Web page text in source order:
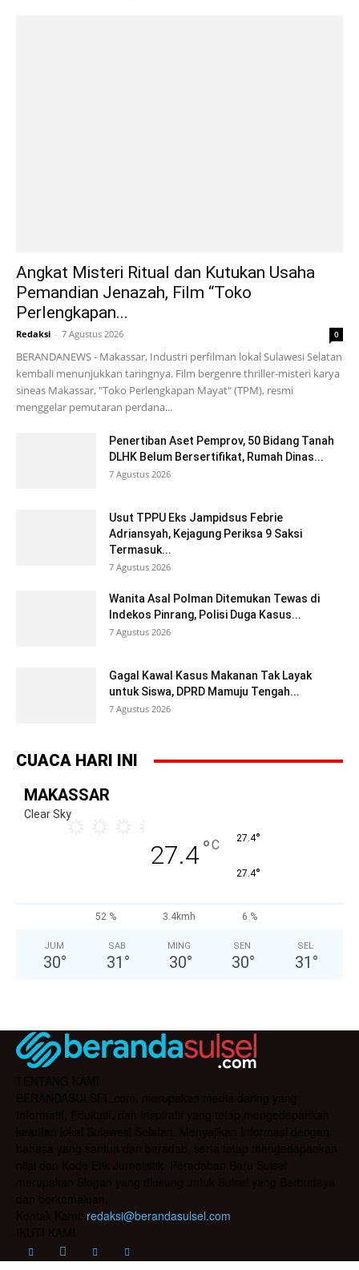
Angkat Misteri Ritual dan Kutukan Usaha
Pemandian Jenazah, Film “Toko
Perlengkapan...
Redaksi - 7 Agustus 2026 0
BERANDANEWS - Makassar, Industri perfilman lokal Sulawesi Selatan
kembali menunjukkan taringnya. Film bergenre thriller-misteri karya
sineas Makassar, "Toko Perlengkapan Mayat" (TPM), resmi
menggelar pemutaran perdana...
Penertiban Aset Pemprov, 50 Bidang Tanah
DLHK Belum Bersertifikat, Rumah Dinas...
7 Agustus 2026
Usut TPPU Eks Jampidsus Febrie
Adriansyah, Kejagung Periksa 9 Saksi
Termasuk...
7 Agustus 2026
Wanita Asal Polman Ditemukan Tewas di
Indekos Pinrang, Polisi Duga Kasus...
7 Agustus 2026
Gagal Kawal Kasus Makanan Tak Layak
untuk Siswa, DPRD Mamuju Tengah...
7 Agustus 2026
CUACA HARI INI
MAKASSAR
Clear Sky
27.4°C 27.4°
27.4°
52 % 3.4kmh 6 %
JUM
30°
SAB
31 °
MING
30°
SEN
30°
SEL
31 °
redaksi@berandasulsel.com